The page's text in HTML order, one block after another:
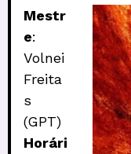
Mestr
e:
Volnei
Freita
s
(GPT)
Horári